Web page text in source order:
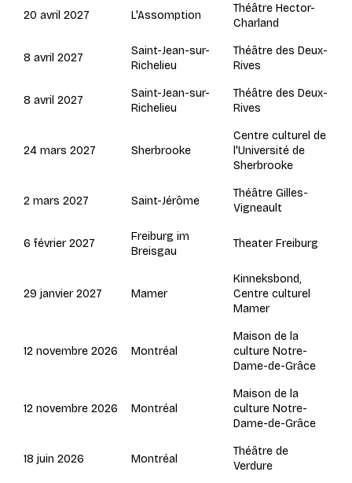
L'Assomption
Théâtre Hector-
Charland
20 avril 2027
Saint-Jean-sur-
Richelieu
Théâtre des Deux-
Rives
8 avril 2027
Saint-Jean-sur-
Richelieu
Théâtre des Deux-
Rives
8 avril 2027
Sherbrooke
Centre culturel de
l'Université de
Sherbrooke
24 mars 2027
Saint-Jérôme
Théâtre Gilles-
Vigneault
2 mars 2027
Freiburg im
Breisgau
Theater Freiburg
6 février 2027
Mamer
Kinneksbond,
Centre culturel
Mamer
29 janvier 2027
Montréal
Maison de la
culture Notre-
Dame-de-Grâce
12 novembre 2026
Montréal
Maison de la
culture Notre-
Dame-de-Grâce
12 novembre 2026
Montréal
Théâtre de
Verdure
18 juin 2026